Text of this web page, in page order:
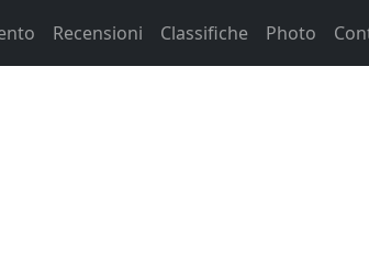
Recensioni Classifiche Photo